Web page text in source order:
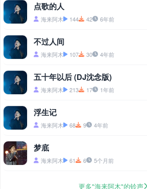
点歌的人
海来阿木 144 42 6年前
不过人间
海来阿木 107 30 4年前
五十年以后 (DJ沈念版)
海来阿木 213 17 1年前
浮生记
海来阿木 68 9 4年前
梦底
海来阿木 61 6 5个月前
更多"海来阿木"的铃声